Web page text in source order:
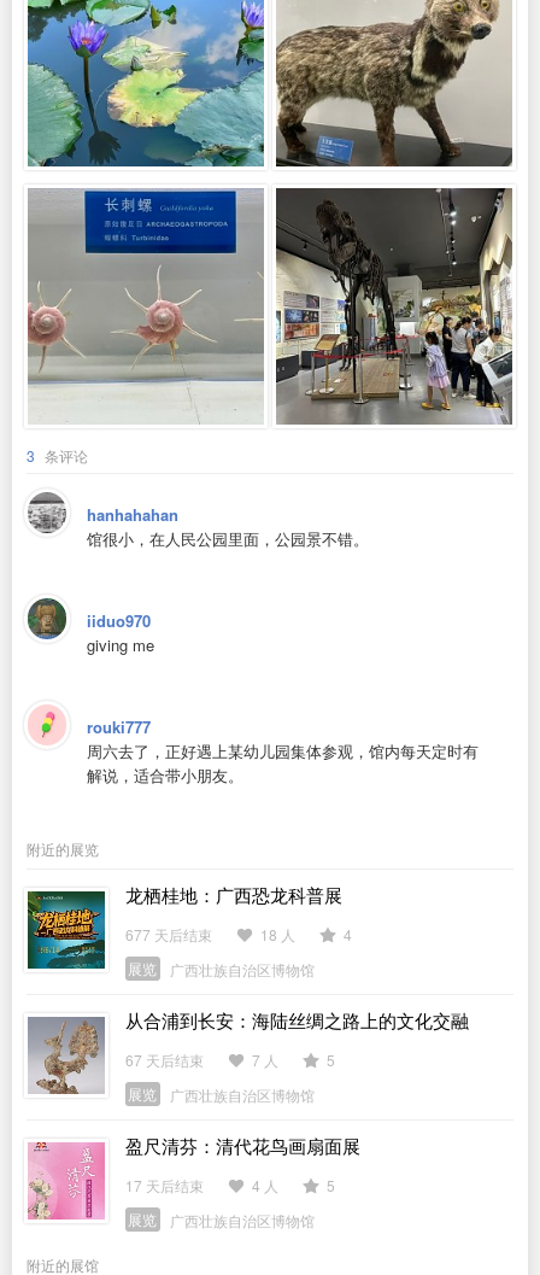
3 条评论
hanhahahan
馆很小，在人民公园里面，公园景不错。
iiduo970
giving me
rouki777
周六去了，正好遇上某幼儿园集体参观，馆内每天定时有
解说，适合带小朋友。
附近的展览
龙栖桂地：广西恐龙科普展
677 天后结束 18 人
4
展览
广西壮族自治区博物馆
从合浦到长安：海陆丝绸之路上的文化交融
67 天后结束 7 人
5
展览
广西壮族自治区博物馆
盈尺清芬：清代花鸟画扇面展
17 天后结束 4 人
5
展览
广西壮族自治区博物馆
附近的展馆